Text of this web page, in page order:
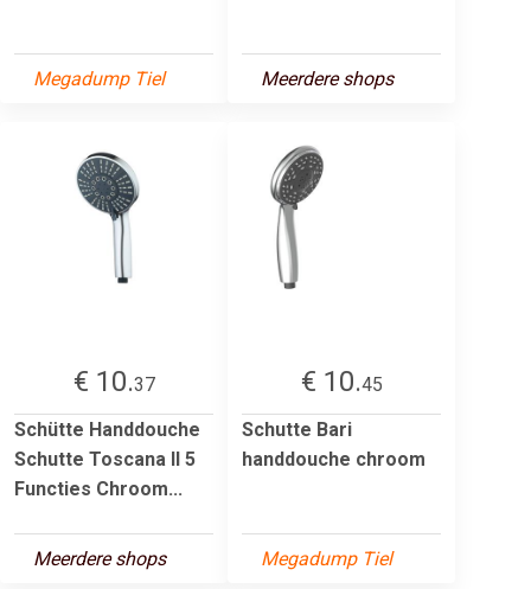
Megadump Tiel Meerdere shops
€ 10.37
Schütte Handdouche
Schutte Toscana II 5
Functies Chroom...
Meerdere shops
€ 10.45
Schutte Bari
handdouche chroom
Megadump Tiel